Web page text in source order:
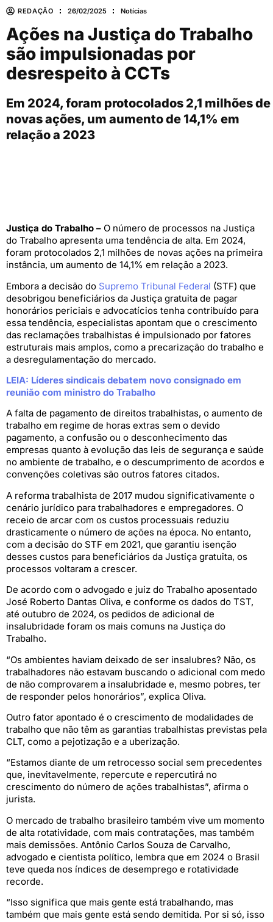
REDAÇÃO 26/02/2025 Notícias
Ações na Justiça do Trabalho
são impulsionadas por
desrespeito à CCTs
Em 2024, foram protocolados 2,1 milhões de
novas ações, um aumento de 14,1% em
relação a 2023
Justiça do Trabalho – O número de processos na Justiça
do Trabalho apresenta uma tendência de alta. Em 2024,
foram protocolados 2,1 milhões de novas ações na primeira
instância, um aumento de 14,1% em relação a 2023.
Embora a decisão do Supremo Tribunal Federal (STF) que
desobrigou beneficiários da Justiça gratuita de pagar
honorários periciais e advocatícios tenha contribuído para
essa tendência, especialistas apontam que o crescimento
das reclamações trabalhistas é impulsionado por fatores
estruturais mais amplos, como a precarização do trabalho e
a desregulamentação do mercado.
LEIA: Líderes sindicais debatem novo consignado em
reunião com ministro do Trabalho
A falta de pagamento de direitos trabalhistas, o aumento de
trabalho em regime de horas extras sem o devido
pagamento, a confusão ou o desconhecimento das
empresas quanto à evolução das leis de segurança e saúde
no ambiente de trabalho, e o descumprimento de acordos e
convenções coletivas são outros fatores citados.
A reforma trabalhista de 2017 mudou significativamente o
cenário jurídico para trabalhadores e empregadores. O
receio de arcar com os custos processuais reduziu
drasticamente o número de ações na época. No entanto,
com a decisão do STF em 2021, que garantiu isenção
desses custos para beneficiários da Justiça gratuita, os
processos voltaram a crescer.
De acordo com o advogado e juiz do Trabalho aposentado
José Roberto Dantas Oliva, e conforme os dados do TST,
até outubro de 2024, os pedidos de adicional de
insalubridade foram os mais comuns na Justiça do
Trabalho.
“Os ambientes haviam deixado de ser insalubres? Não, os
trabalhadores não estavam buscando o adicional com medo
de não comprovarem a insalubridade e, mesmo pobres, ter
de responder pelos honorários”, explica Oliva.
Outro fator apontado é o crescimento de modalidades de
trabalho que não têm as garantias trabalhistas previstas pela
CLT, como a pejotização e a uberização.
“Estamos diante de um retrocesso social sem precedentes
que, inevitavelmente, repercute e repercutirá no
crescimento do número de ações trabalhistas”, afirma o
jurista.
O mercado de trabalho brasileiro também vive um momento
de alta rotatividade, com mais contratações, mas também
mais demissões. Antônio Carlos Souza de Carvalho,
advogado e cientista político, lembra que em 2024 o Brasil
teve queda nos índices de desemprego e rotatividade
recorde.
“Isso significa que mais gente está trabalhando, mas
também que mais gente está sendo demitida. Por si só, isso